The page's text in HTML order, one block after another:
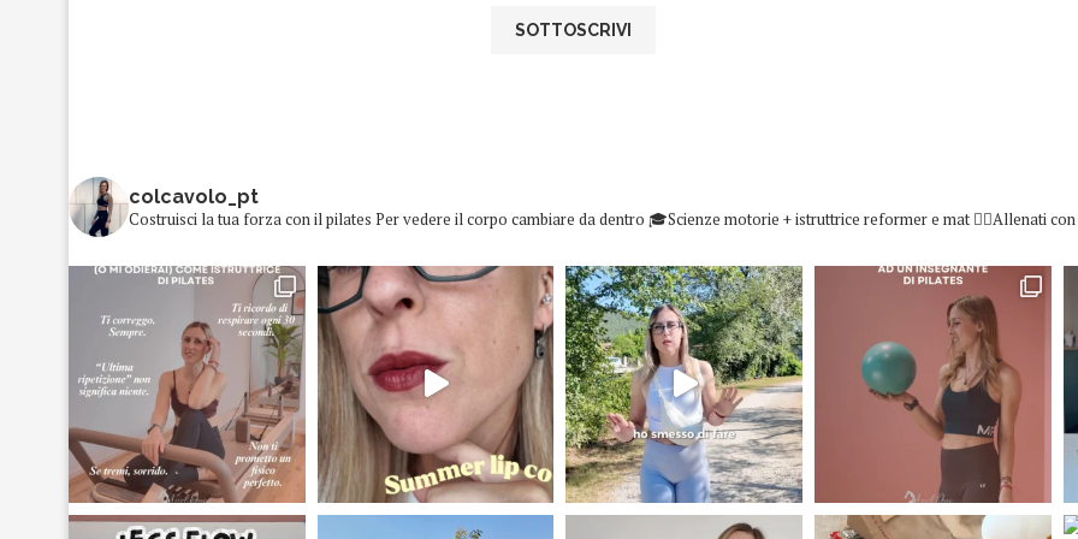
colcavolo_pt
Costruisci la tua forza con il pilates Per vedere il corpo cambiare da dentro 🎓Scienze motorie + istruttrice reformer e mat 👇🏻Allenati